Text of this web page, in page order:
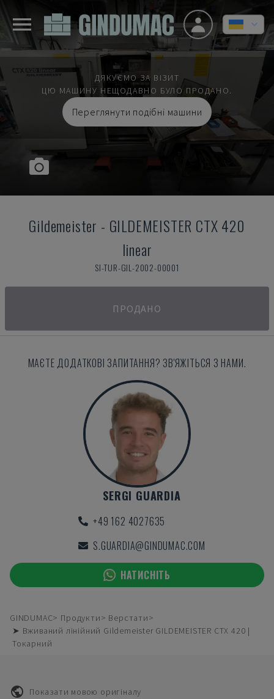
ДЯКУЄМО ЗА ВІЗИТ
ЦЮ МАШИНУ НЕЩОДАВНО БУЛО ПРОДАНО.
Переглянути подібні машини
Gildemeister - GILDEMEISTER CTX 420
linear
SI-TUR-GIL-2002-00001
ПРОДАНО
МАЄТЕ ДОДАТКОВІ ЗАПИТАННЯ? ЗВ'ЯЖІТЬСЯ З НАМИ.
SERGI GUARDIA
+49 162 4027635
S.GUARDIA@GINDUMAC.COM
НАТИСНІТЬ
GINDUMAC Продукти
Верстати
➤ Вживаний лінійний Gildemeister GILDEMEISTER CTX 420 |
Токарний
Показати мовою оригіналу